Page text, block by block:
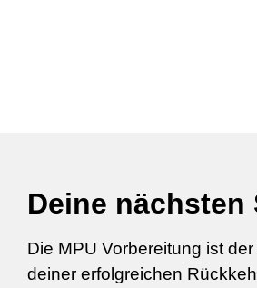
Deine nächsten
Die MPU Vorbereitung ist
deiner erfolgreichen